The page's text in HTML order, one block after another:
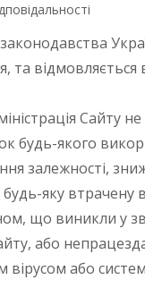
та відмовляється
Сайту
будь-якого
залежності,
яку
що виникли у
або
вірусом або